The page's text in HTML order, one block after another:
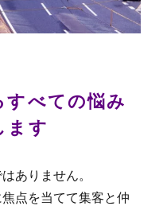
すべての悩み
ます
ありません。
点を当てて集客と仲